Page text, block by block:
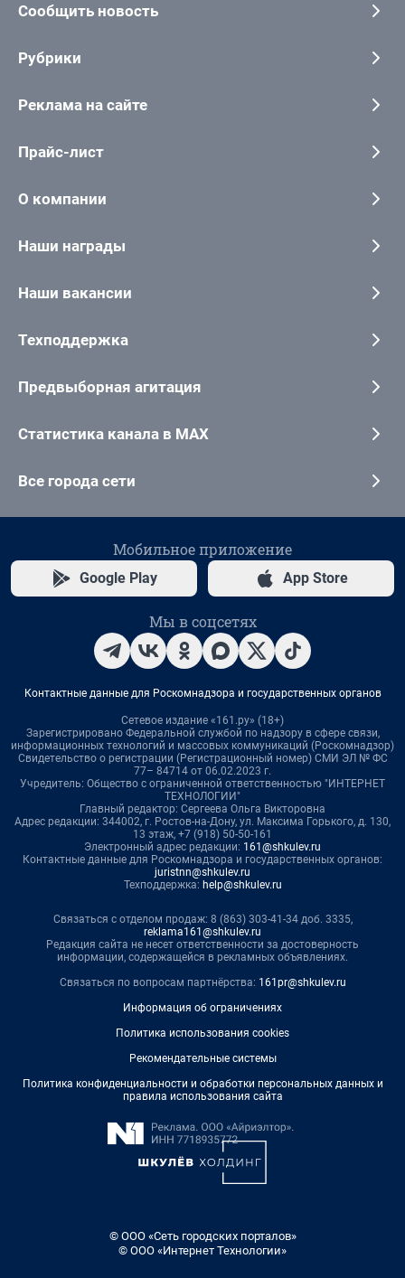
Сообщить новость
Рубрики
Реклама на сайте
Прайс-лист
О компании
Наши награды
Наши вакансии
Техподдержка
Предвыборная агитация
Статистика канала в MAX
Все города сети
Мобильное приложение
Google Play App Store
Мы в соцсетях
Контактные данные для Роскомнадзора и государственных органов
Сетевое издание «161.ру» (18+)
Зарегистрировано Федеральной службой по надзору в сфере связи,
информационных технологий и массовых коммуникаций (Роскомнадзор)
Свидетельство о регистрации (Регистрационный номер) СМИ ЭЛ № ФС
77– 84714 от 06.02.2023 г.
Учредитель: Общество с ограниченной ответственностью "ИНТЕРНЕТ
ТЕХНОЛОГИИ"
Главный редактор: Сергеева Ольга Викторовна
Адрес редакции: 344002, г. Ростов-на-Дону, ул. Максима Горького, д. 130,
13 этаж, +7 (918) 50-50-161
Электронный адрес редакции: 161@shkulev.ru
Контактные данные для Роскомнадзора и государственных органов:
juristnn@shkulev.ru
Техподдержка: help@shkulev.ru
Связаться с отделом продаж: 8 (863) 303-41-34 доб. 3335,
reklama161@shkulev.ru
Редакция сайта не несет ответственности за достоверность
информации, содержащейся в рекламных объявлениях.
Связаться по вопросам партнёрства: 161pr@shkulev.ru
Информация об ограничениях
Политика использования cookies
Рекомендательные системы
Политика конфиденциальности и обработки персональных данных и
правила использования сайта
© ООО «Сеть городских порталов»
© ООО «Интернет Технологии»